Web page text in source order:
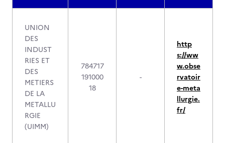
UNION
DES
INDUST
RIES ET
DES
METIERS
DE LA
METALLU
RGIE
(UIMM)
784717
191000
18
-
http
s://ww
w.obse
rvatoir
e-meta
llurgie.
fr/